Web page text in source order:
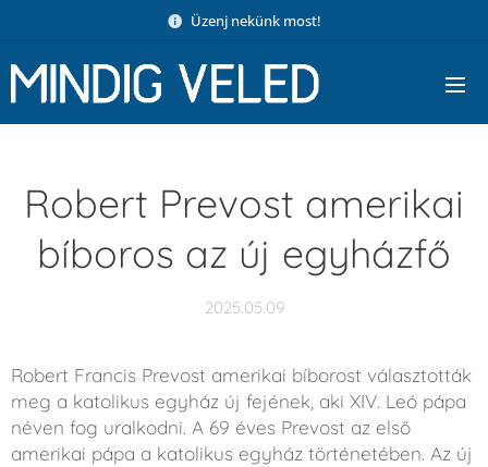
Üzenj nekünk most!
Robert Prevost amerikai
bíboros az új egyházfő
2025.05.09
Robert Francis Prevost amerikai bíborost választották
meg a katolikus egyház új fejének, aki XIV. Leó pápa
néven fog uralkodni. A 69 éves Prevost az első
amerikai pápa a katolikus egyház történetében. Az új